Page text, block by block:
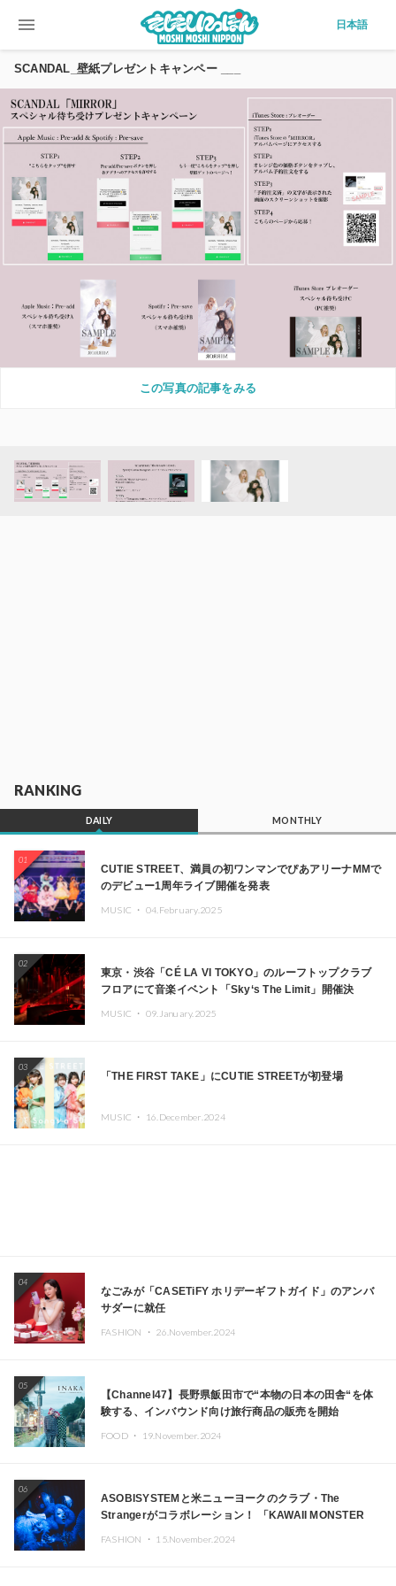
menu 日本語
SCANDAL_壁紙プレゼントキャンペー ___
この写真の記事をみる
RANKING
DAILY MONTHLY
01
CUTIE STREET、満員の初ワンマンでぴあアリーナMMで
のデビュー1周年ライブ開催を発表
MUSIC ・ 04.February.2025
02
東京・渋谷「CÉ LA VI TOKYO」のルーフトップクラブ
フロアにて音楽イベント「Sky‘s The Limit」開催決
MUSIC ・ 09.January.2025
03
「THE FIRST TAKE」にCUTIE STREETが初登場
MUSIC ・ 16.December.2024
04
なごみが「CASETiFY ホリデーギフトガイド」のアンバ
サダーに就任
FASHION ・ 26.November.2024
05
【Channel47】長野県飯田市で“本物の日本の田舎“を体
験する、インバウンド向け旅行商品の販売を開始
FOOD ・ 19.November.2024
06
ASOBISYSTEMと米ニューヨークのクラブ・The
Strangerがコラボレーション！ 「KAWAII MONSTER
FASHION ・ 15.November.2024